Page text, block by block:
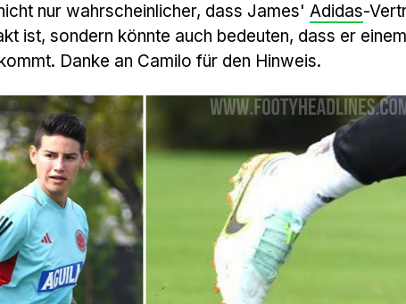
nur wahrscheinlicher, dass James' Adidas-
ist, sondern könnte auch bedeuten, dass er einem
Danke an Camilo für den Hinweis.